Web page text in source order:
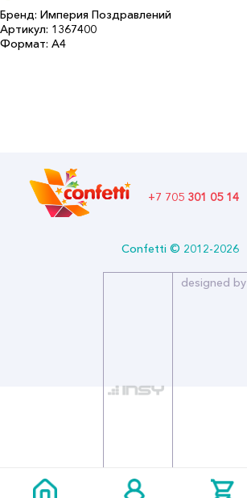
Бренд: Империя Поздравлений
Артикул: 1367400
Формат: А4
+7 705 301 05 14
Confetti © 2012-2026
designed by